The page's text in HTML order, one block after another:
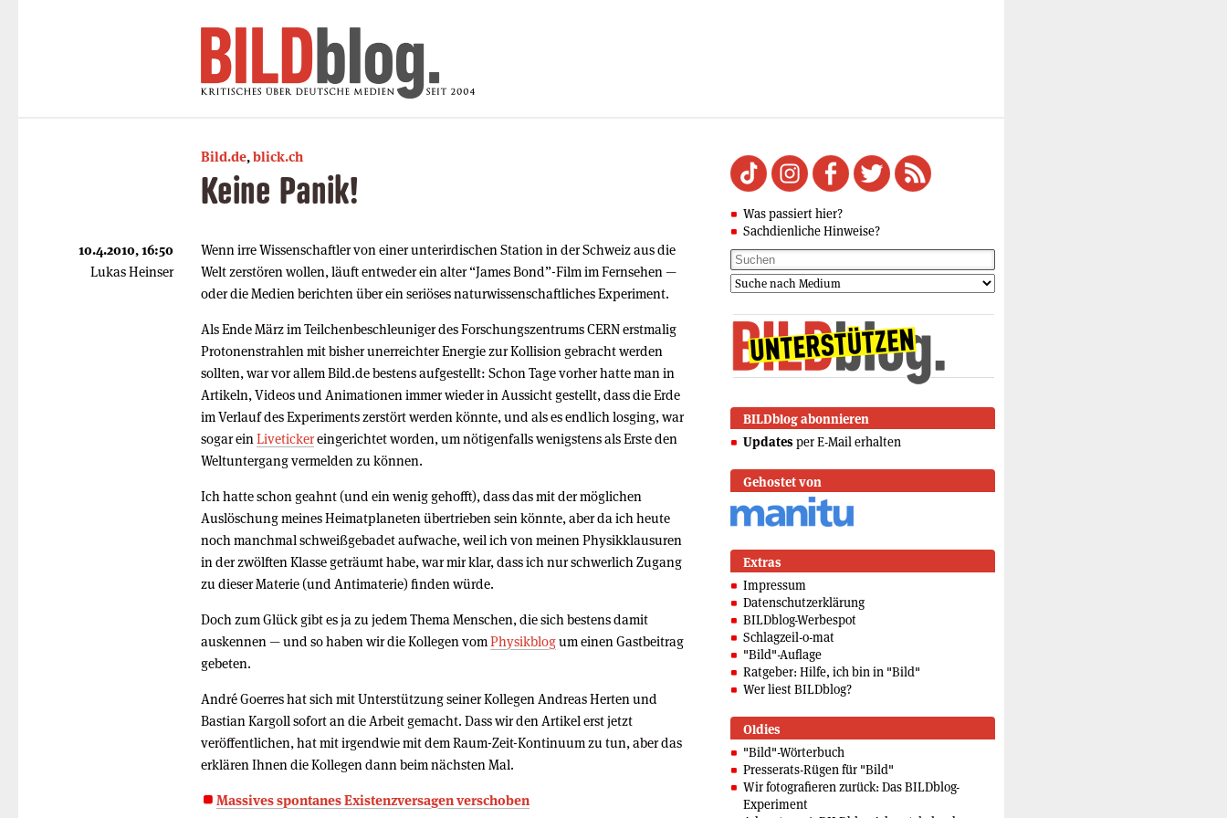
Bild.de,blick.ch
Keine Panik!
Wenn irre Wissenschaftler von einer unterirdischen Station in der Schweiz aus die
Welt zerstören wollen, läuft entweder ein alter “James Bond”-Film im Fernsehen —
oder die Medien berichten über ein seriöses naturwissenschaftliches Experiment.
Als Ende März im Teilchenbeschleuniger des Forschungszentrums CERN erstmalig
Protonenstrahlen mit bisher unerreichter Energie zur Kollision gebracht werden
sollten, war vor allem Bild.de bestens aufgestellt: Schon Tage vorher hatte man in
Artikeln, Videos und Animationen immer wieder in Aussicht gestellt, dass die Erde
im Verlauf des Experiments zerstört werden könnte, und als es endlich losging, war
sogar ein Livetickereingerichtet worden, um nötigenfalls wenigstens als Erste den
Weltuntergang vermelden zu können.
Ich hatte schon geahnt (und ein wenig gehofft), dass das mit der möglichen
Auslöschung meines Heimatplaneten übertrieben sein könnte, aber da ich heute
noch manchmal schweißgebadet aufwache, weil ich von meinen Physikklausuren
in der zwölften Klasse geträumt habe, war mir klar, dass ich nur schwerlich Zugang
zu dieser Materie (und Antimaterie) finden würde.
Doch zum Glück gibt es ja zu jedem Thema Menschen, die sich bestens damit
auskennen — und so haben wir die Kollegen vomPhysikblogum einen Gastbeitrag
gebeten.
André Goerres hat sich mit Unterstützung seiner Kollegen Andreas Herten und
Bastian Kargoll sofort an die Arbeit gemacht. Dass wir den Artikel erst jetzt
veröffentlichen, hat mit irgendwie mit dem Raum-Zeit-Kontinuum zu tun, aber das
erklären Ihnen die Kollegen dann beim nächsten Mal.
Massives spontanes Existenzversagen verschoben
10.4.2010, 16:50
Lukas Heinser
Was passiert hier?
Sachdienliche Hinweise?
BILDblog abonnieren
Updates per E-Mail erhalten
Gehostet von
Extras
Impressum
Datenschutzerklärung
BILDblog-Werbespot
Schlagzeil-o-mat
"Bild"-Auflage
Ratgeber: Hilfe, ich bin in "Bild"
Wer liest BILDblog?
Oldies
"Bild"-Wörterbuch
Presserats-Rügen für "Bild"
Wir fotografieren zurück: Das BILDblog-
Experiment